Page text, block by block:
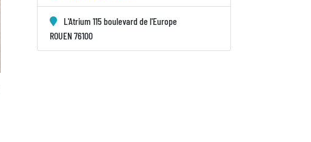
L'Atrium 115 boulevard de l'Europe
ROUEN 76100